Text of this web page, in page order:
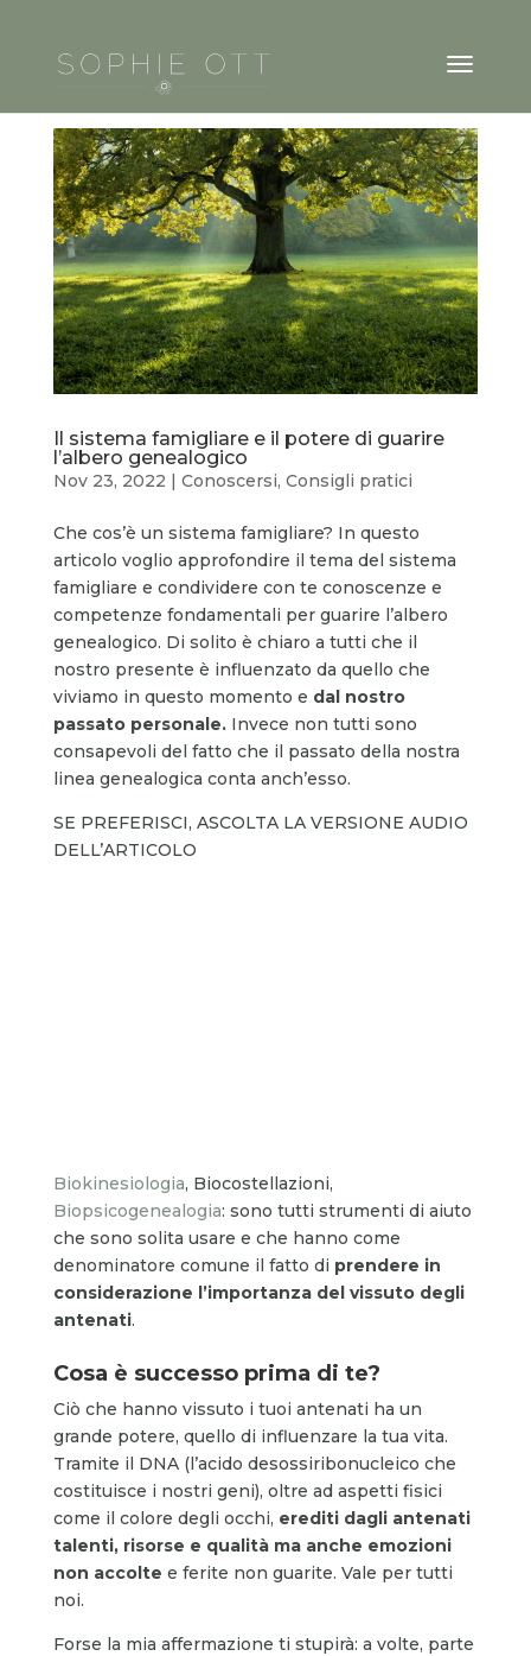
Il sistema famigliare e il potere di guarire
l’albero genealogico
Nov 23, 2022 | Conoscersi, Consigli pratici
Che cos’è un sistema famigliare? In questo
articolo voglio approfondire il tema del sistema
famigliare e condividere con te conoscenze e
competenze fondamentali per guarire l’albero
genealogico. Di solito è chiaro a tutti che il
nostro presente è influenzato da quello che
viviamo in questo momento e dal nostro
passato personale. Invece non tutti sono
consapevoli del fatto che il passato della nostra
linea genealogica conta anch’esso.
SE PREFERISCI, ASCOLTA LA VERSIONE AUDIO
DELL’ARTICOLO
Biokinesiologia, Biocostellazioni,
Biopsicogenealogia: sono tutti strumenti di aiuto
che sono solita usare e che hanno come
denominatore comune il fatto di prendere in
considerazione l’importanza del vissuto degli
antenati.
Cosa è successo prima di te?
Ciò che hanno vissuto i tuoi antenati ha un
grande potere, quello di influenzare la tua vita.
Tramite il DNA (l’acido desossiribonucleico che
costituisce i nostri geni), oltre ad aspetti fisici
come il colore degli occhi, erediti dagli antenati
talenti, risorse e qualità ma anche emozioni
non accolte e ferite non guarite. Vale per tutti
noi.
Forse la mia affermazione ti stupirà: a volte, parte